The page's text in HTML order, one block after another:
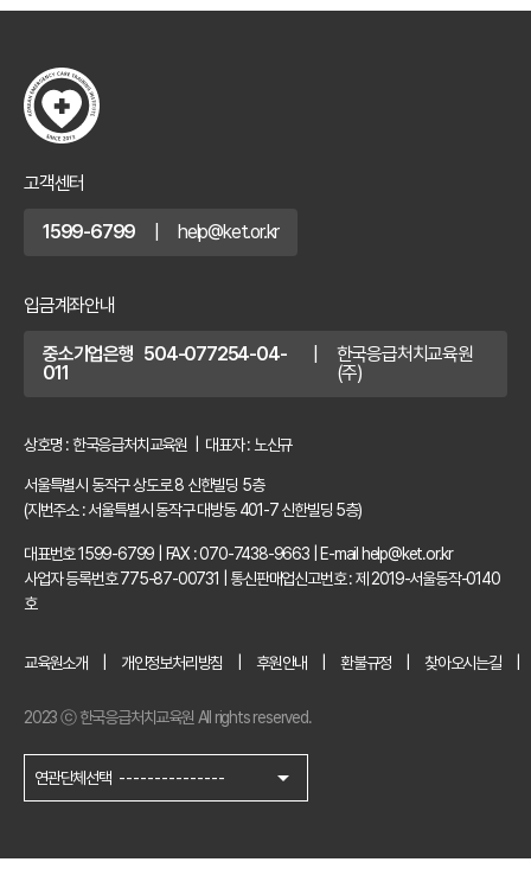
고객센터
1599-6799 help@ket.or.kr
입금계좌안내
중소기업은행 504-077254-04-
011
한국응급처치교육원
(주)
상호명 : 한국응급처치교육원 | 대표자 : 노신규
서울특별시 동작구 상도로 8 신한빌딩 5층
(지번주소 : 서울특별시 동작구 대방동 401-7 신한빌딩 5층)
대표번호 1599-6799 FAX : 070-7438-9663
E-mail help@ket.or.kr
사업자 등록번호 775-87-00731
통신판매업신고번호 : 제 2019-서울동작-0140
호
교육원소개 개인정보처리방침 후원안내 환불규정 찾아오시는길
2023 ⓒ 한국응급처치교육원 All rights reserved.
연관단체선택 --------------- arrow_drop_down